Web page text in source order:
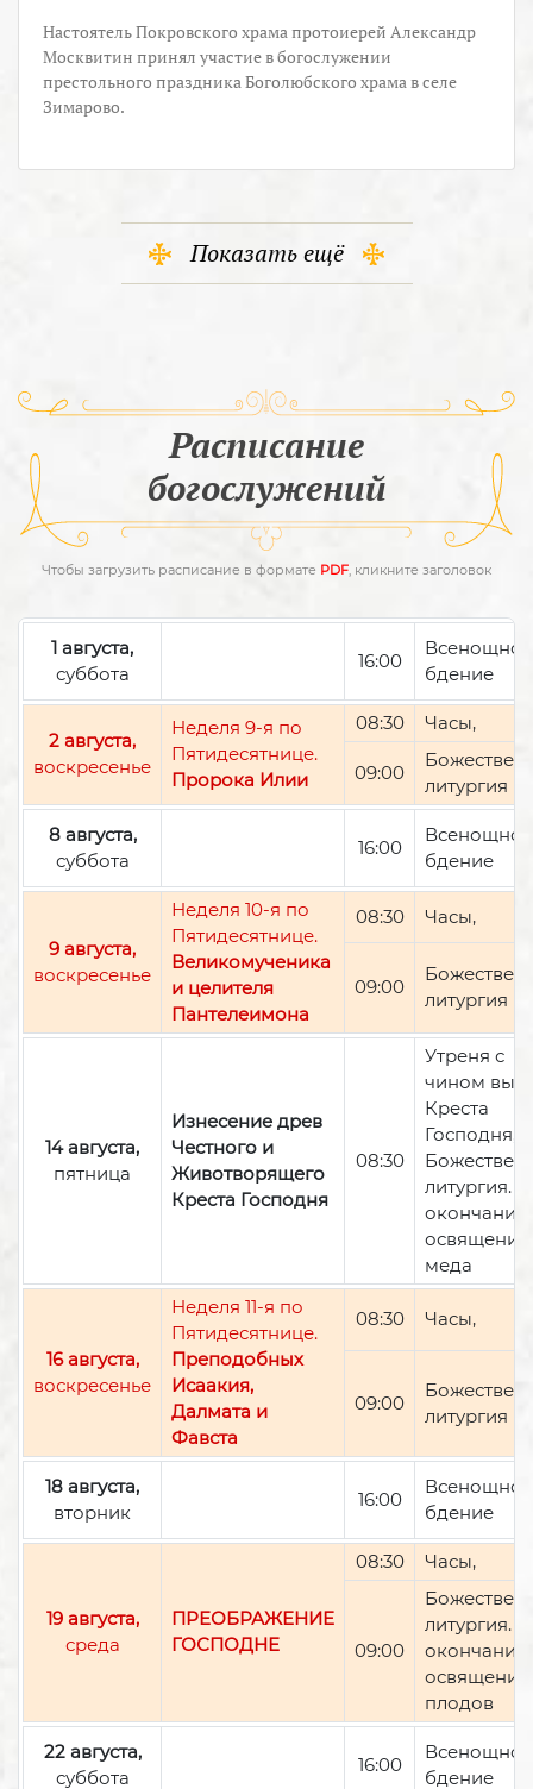
Настоятель Покровского храма протоиерей Александр
Москвитин принял участие в богослужении
престольного праздника Боголюбского храма в селе
Зимарово.
Показать ещё
Расписание
богослужений
Чтобы загрузить расписание в формате PDF, кликните заголовок
1 августа,
суббота
16:00
Всенощное
бдение
2 августа,
воскресенье
Неделя 9-я по
Пятидесятнице.
Пророка Илии
08:30 Часы,
09:00
литургия
8 августа,
суббота
16:00
Всенощное
бдение
9 августа,
воскресенье
Неделя 10-я по
Пятидесятнице.
Великомученика
и целителя
Пантелеимона
08:30 Часы,
09:00
литургия
14 августа,
пятница
Изнесение древ
Честного и
Животворящего
Креста Господня
08:30
Утреня с
чином
Креста
Господня,
литургия.
окончании
освящение
меда
16 августа,
воскресенье
Неделя 11-я по
Пятидесятнице.
Преподобных
Исаакия,
Далмата и
Фавста
08:30 Часы,
09:00
литургия
18 августа,
вторник
16:00
Всенощное
бдение
19 августа,
среда
ПРЕОБРАЖЕНИЕ
ГОСПОДНЕ
08:30 Часы,
09:00
литургия.
окончании
освящение
плодов
22 августа,
суббота
16:00
Всенощное
бдение